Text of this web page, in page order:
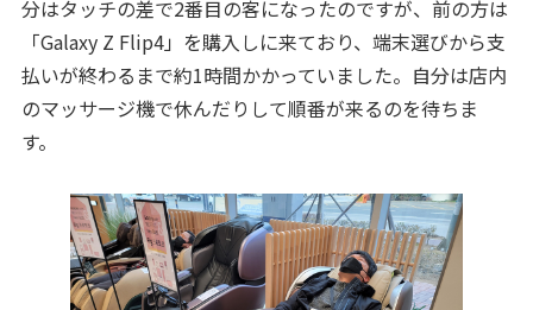
分はタッチの差で2番目の客になったのですが、前の方は
「Galaxy Z Flip4」を購入しに来ており、端末選びから支
払いが終わるまで約1時間かかっていました。自分は店内
のマッサージ機で休んだりして順番が来るのを待ちま
す。